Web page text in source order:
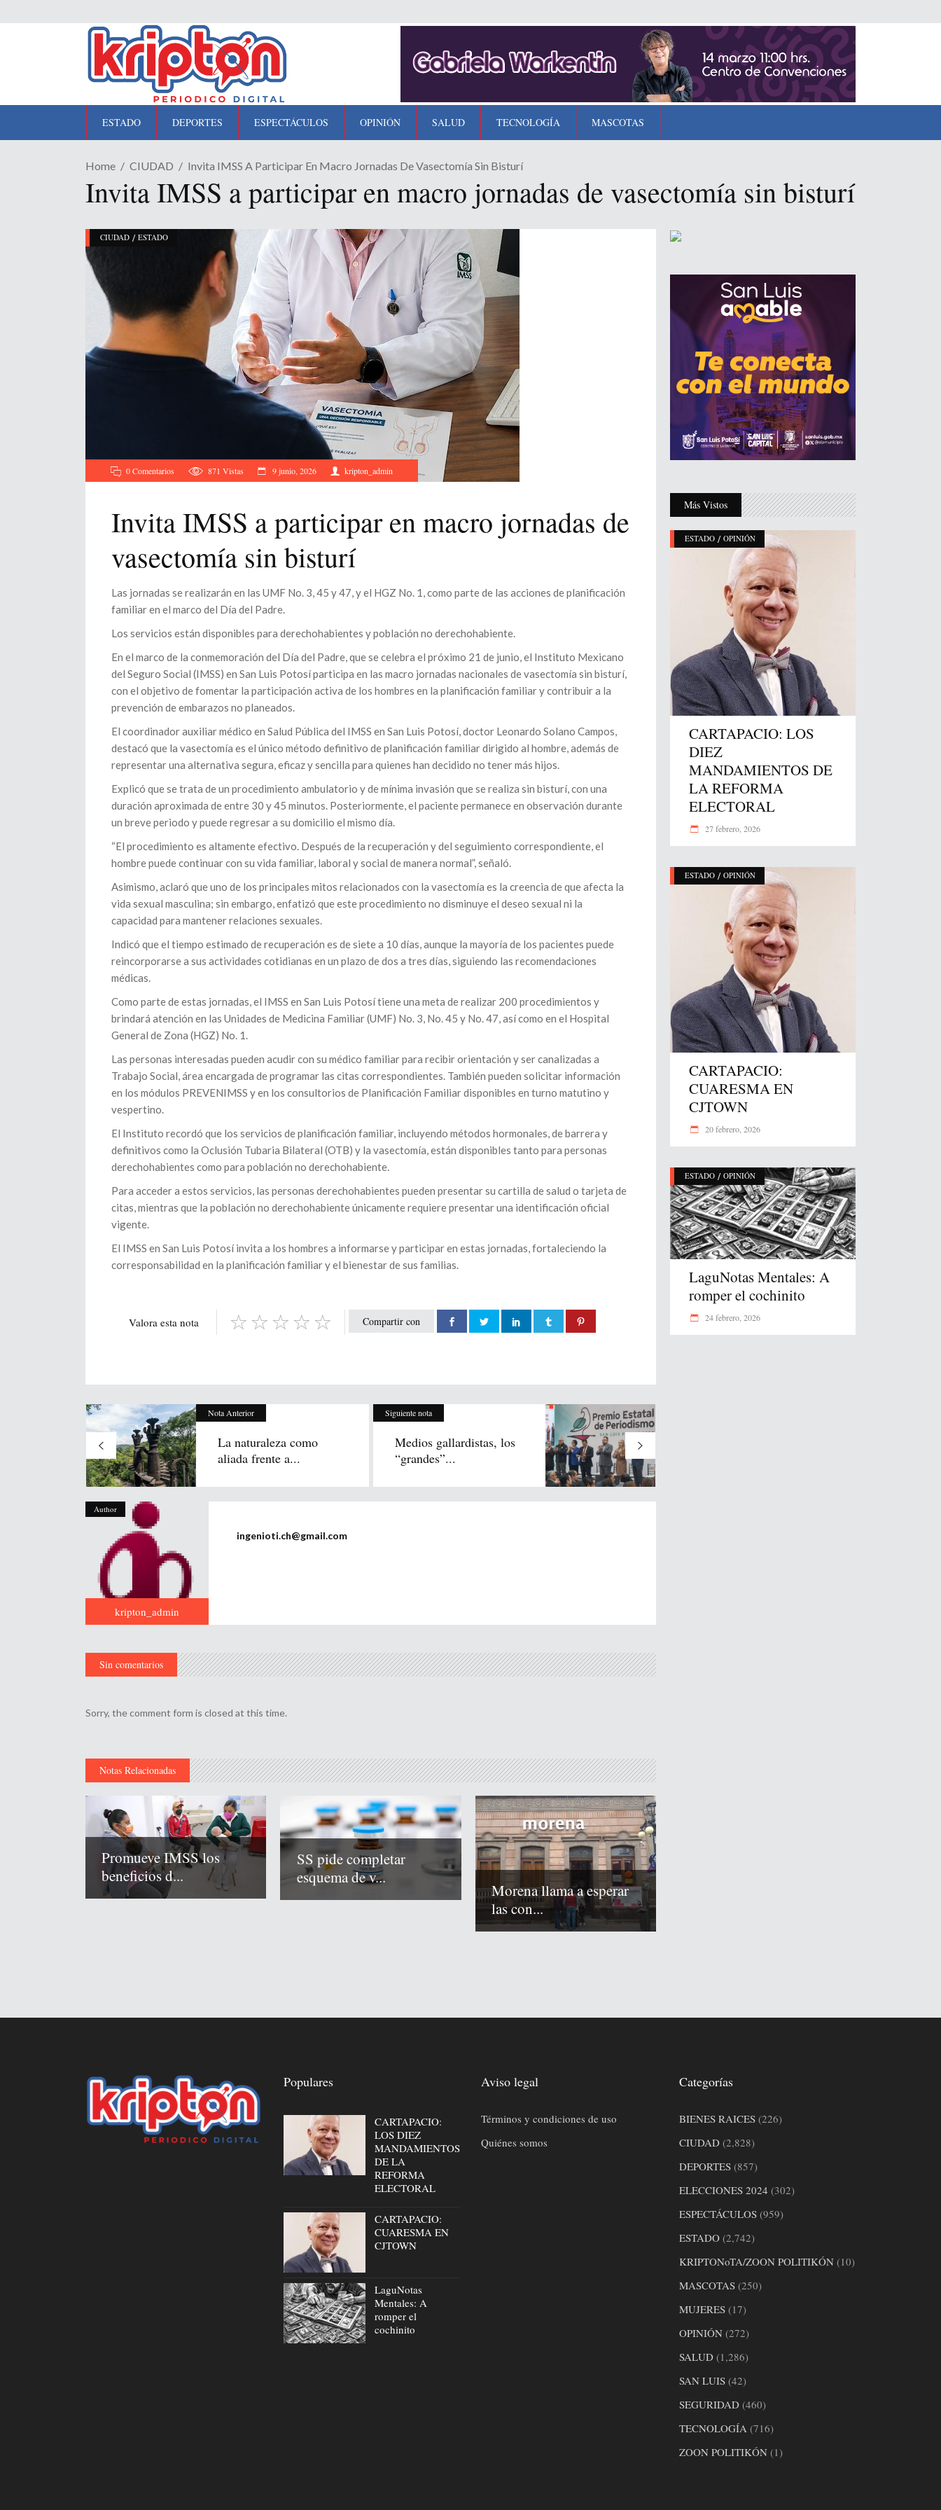
ESTADO DEPORTES ESPECTÁCULOS OPINIÓN SALUD TECNOLOGÍA MASCOTAS
Home CIUDAD Invita IMSS A Participar En Macro Jornadas De Vasectomía Sin Bisturí
Invita IMSS a participar en macro jornadas de vasectomía sin bisturí
CIUDAD / ESTADO
0 Comentarios 871 Vistas 9 junio, 2026 kripton_admin
Invita IMSS a participar en macro jornadas de
vasectomía sin bisturí
Las jornadas se realizarán en las UMF No. 3, 45 y 47, y el HGZ No. 1, como parte de las acciones de planificación
familiar en el marco del Día del Padre.
Los servicios están disponibles para derechohabientes y población no derechohabiente.
En el marco de la conmemoración del Día del Padre, que se celebra el próximo 21 de junio, el Instituto Mexicano
del Seguro Social (IMSS) en San Luis Potosí participa en las macro jornadas nacionales de vasectomía sin bisturí,
con el objetivo de fomentar la participación activa de los hombres en la planificación familiar y contribuir a la
prevención de embarazos no planeados.
El coordinador auxiliar médico en Salud Pública del IMSS en San Luis Potosí, doctor Leonardo Solano Campos,
destacó que la vasectomía es el único método definitivo de planificación familiar dirigido al hombre, además de
representar una alternativa segura, eficaz y sencilla para quienes han decidido no tener más hijos.
Explicó que se trata de un procedimiento ambulatorio y de mínima invasión que se realiza sin bisturí, con una
duración aproximada de entre 30 y 45 minutos. Posteriormente, el paciente permanece en observación durante
un breve periodo y puede regresar a su domicilio el mismo día.
“El procedimiento es altamente efectivo. Después de la recuperación y del seguimiento correspondiente, el
hombre puede continuar con su vida familiar, laboral y social de manera normal”, señaló.
Asimismo, aclaró que uno de los principales mitos relacionados con la vasectomía es la creencia de que afecta la
vida sexual masculina; sin embargo, enfatizó que este procedimiento no disminuye el deseo sexual ni la
capacidad para mantener relaciones sexuales.
Indicó que el tiempo estimado de recuperación es de siete a 10 días, aunque la mayoría de los pacientes puede
reincorporarse a sus actividades cotidianas en un plazo de dos a tres días, siguiendo las recomendaciones
médicas.
Como parte de estas jornadas, el IMSS en San Luis Potosí tiene una meta de realizar 200 procedimientos y
brindará atención en las Unidades de Medicina Familiar (UMF) No. 3, No. 45 y No. 47, así como en el Hospital
General de Zona (HGZ) No. 1.
Las personas interesadas pueden acudir con su médico familiar para recibir orientación y ser canalizadas a
Trabajo Social, área encargada de programar las citas correspondientes. También pueden solicitar información
en los módulos PREVENIMSS y en los consultorios de Planificación Familiar disponibles en turno matutino y
vespertino.
El Instituto recordó que los servicios de planificación familiar, incluyendo métodos hormonales, de barrera y
definitivos como la Oclusión Tubaria Bilateral (OTB) y la vasectomía, están disponibles tanto para personas
derechohabientes como para población no derechohabiente.
Para acceder a estos servicios, las personas derechohabientes pueden presentar su cartilla de salud o tarjeta de
citas, mientras que la población no derechohabiente únicamente requiere presentar una identificación oficial
vigente.
El IMSS en San Luis Potosí invita a los hombres a informarse y participar en estas jornadas, fortaleciendo la
corresponsabilidad en la planificación familiar y el bienestar de sus familias.
Compartir con
Valora esta nota
Nota Anterior
La naturaleza como
aliada frente a...
Siguiente nota
Medios gallardistas, los
“grandes”...
Author
kripton_admin
ingenioti.ch@gmail.com
Sin comentarios
Sorry, the comment form is closed at this time.
Notas Relacionadas
Promueve IMSS los
beneficios d...
SS pide completar
esquema de v...
Morena llama a esperar
las con...
Más Vistos
ESTADO / OPINIÓN
CARTAPACIO: LOS
DIEZ
MANDAMIENTOS DE
LA REFORMA
ELECTORAL
27 febrero, 2026
ESTADO / OPINIÓN
CARTAPACIO:
CUARESMA EN
CJTOWN
20 febrero, 2026
ESTADO / OPINIÓN
LaguNotas Mentales: A
romper el cochinito
24 febrero, 2026
Populares
CARTAPACIO:
LOS DIEZ
MANDAMIENTOS
DE LA
REFORMA
ELECTORAL
CARTAPACIO:
CUARESMA EN
CJTOWN
LaguNotas
Mentales: A
romper el
cochinito
Aviso legal
Términos y condiciones de uso
Quiénes somos
Categorías
BIENES RAICES(226)
CIUDAD(2,828)
DEPORTES(857)
ELECCIONES 2024 (302)
ESPECTÁCULOS(959)
ESTADO(2,742)
KRIPTONoTA/ZOON POLITIKÓN(10)
MASCOTAS(250)
MUJERES(17)
OPINIÓN(272)
SALUD(1,286)
SAN LUIS(42)
SEGURIDAD(460)
TECNOLOGÍA (716)
ZOON POLITIKÓN(1)